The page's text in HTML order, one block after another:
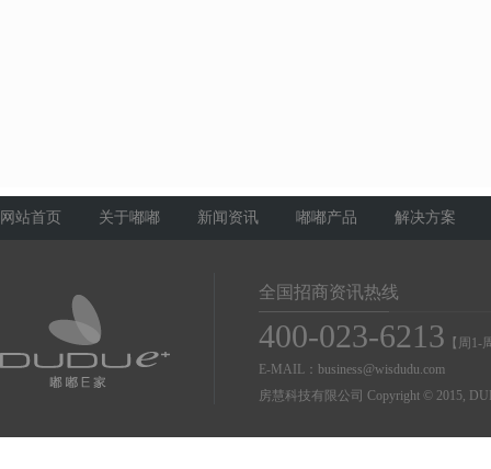
网站首页 关于嘟嘟 新闻资讯 嘟嘟产品 解决方案
全国招商资讯热线
400-023-6213 【周1-
E-MAIL：business@wisdudu.com
房慧科技有限公司 Copyright © 2015,